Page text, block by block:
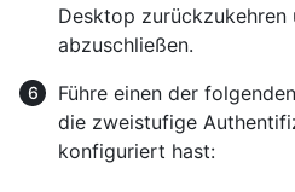
Desktop
abzuschließen.
Führe einen der
die zweistufige
konfiguriert hast: